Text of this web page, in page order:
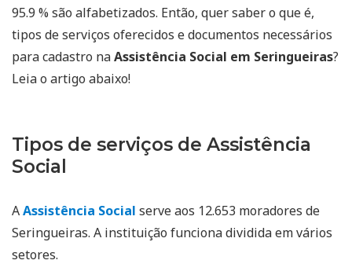
95.9 % são alfabetizados. Então, quer saber o que é,
tipos de serviços oferecidos e documentos necessários
para cadastro naAssistência Social em Seringueiras?
Leia o artigo abaixo!
Tipos de serviços de Assistência
Social
AAssistência Social serve aos 12.653 moradores de
Seringueiras. A instituição funciona dividida em vários
setores.